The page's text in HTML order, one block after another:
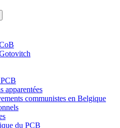
apparentées
communistes en Belgique
du PCB